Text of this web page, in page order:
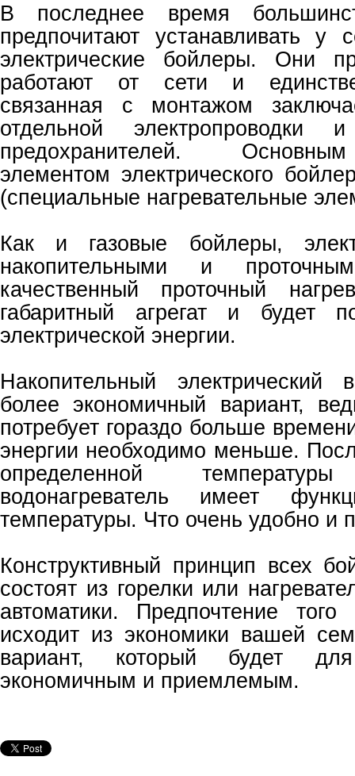
В последнее время
предпочитают устанавливать
электрические бойлеры. Они
работают от сети и
связанная с монтажом
отдельной электропроводки
предохранителей.
элементом электрического
(специальные нагревательные
Как и газовые бойлеры,
накопительными и
качественный проточный
габаритный агрегат и будет
электрической энергии.
Накопительный электрический
более экономичный вариант,
потребует гораздо больше
энергии необходимо меньше.
определенной
водонагреватель имеет
температуры. Что очень удобно и
Конструктивный принцип всех
состоят из горелки или
автоматики. Предпочтение
исходит из экономики вашей
вариант, который будет
экономичным и приемлемым.